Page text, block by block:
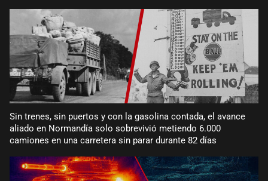
Sin trenes, sin puertos y con la gasolina contada, el avance
aliado en Normandía solo sobrevivió metiendo 6.000
camiones en una carretera sin parar durante 82 días